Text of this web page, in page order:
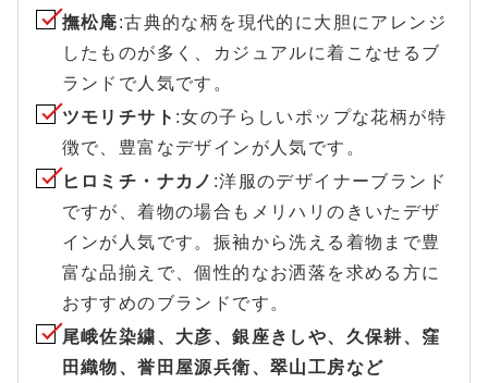
撫松庵:古典的な柄を現代的に大胆にアレンジ
したものが多く、カジュアルに着こなせるブ
ランドで人気です。
ツモリチサト :女の子らしいポップな花柄が特
徴で、豊富なデザインが人気です。
ヒロミチ・ナカノ :洋服のデザイナーブランド
ですが、着物の場合もメリハリのきいたデザ
インが人気です。振袖から洗える着物まで豊
富な品揃えで、個性的なお洒落を求める方に
おすすめのブランドです。
尾峨佐染繍、大彦、銀座きしや、久保耕、窪
田織物、誉田屋源兵衛、翠山工房など